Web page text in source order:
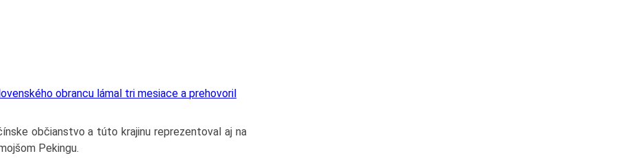
obrancu lámal tri mesiace a prehovoril
občianstvo a túto krajinu reprezentoval aj na
Pekingu.